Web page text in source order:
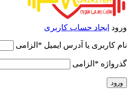
ورود ایجاد حساب کاربری
نام کاربری یا آدرس ایمیل * الزامی
گذرواژه * الزامی
ورود